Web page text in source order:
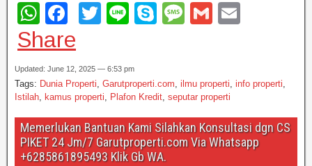
W
h
at
s
A
p
p
a
c
e
b
o
o
T
er
Li
S
e
M
a
g
e
G
Share
Updated: June 12, 2025 — 6:53 pm
Tags: Dunia Properti, Garutproperti.com, ilmu properti, info properti,
Istilah, kamus properti, Plafon Kredit, seputar properti
Memerlukan Bantuan Kami Silahkan Konsultasi dgn CS
PIKET 24 Jm/7 Garutproperti.com Via Whatsapp
+6285861895493 Klik Gb WA.